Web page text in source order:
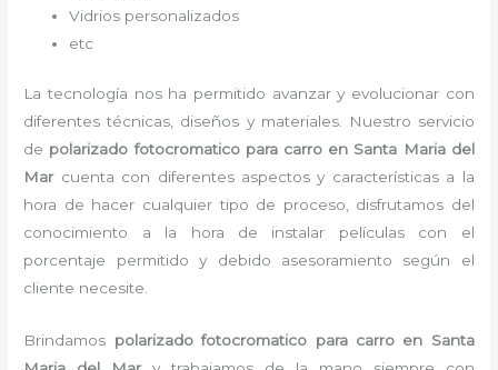
Vidrios personalizados
etc
La tecnología nos ha permitido avanzar y evolucionar con
diferentes técnicas, diseños y materiales. Nuestro servicio
de polarizado fotocromatico para carro en Santa Maria del
Marcuenta con diferentes aspectos y características a la
hora de hacer cualquier tipo de proceso, disfrutamos del
conocimiento a la hora de instalar películas con el
porcentaje permitido y debido asesoramiento según el
cliente necesite.
Brindamos polarizado fotocromatico para carro en Santa